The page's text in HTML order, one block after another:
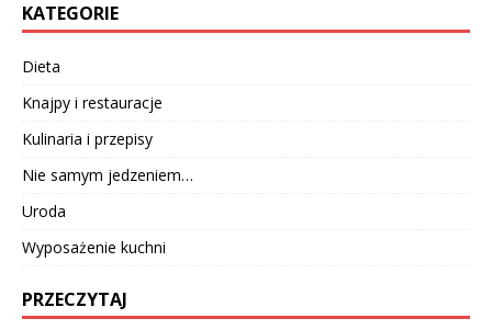
KATEGORIE
Dieta
Knajpy i restauracje
Kulinaria i przepisy
Nie samym jedzeniem…
Uroda
Wyposażenie kuchni
PRZECZYTAJ